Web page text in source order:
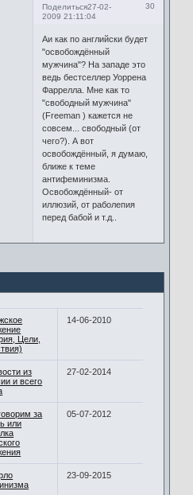
Поделиться 30
27-02-
2009 21:11:04
Аи как по английски будет
"освобождённый
мужчина"? На западе это
ведь бестселлер Уоррена
Фаррелла. Мне как то
"свободный мужчина"
(Freeman ) кажется не
совсем... свободный (от
чего?). А вот
освобождённый, я думаю,
ближе к теме
антифеминизма.
Освобождённый- от
иллюзий, от раболепия
перед бабой и т.д..
Цели,
14-06-2010
из
и всего
27-02-2014
за
или
05-07-2012
23-09-2015